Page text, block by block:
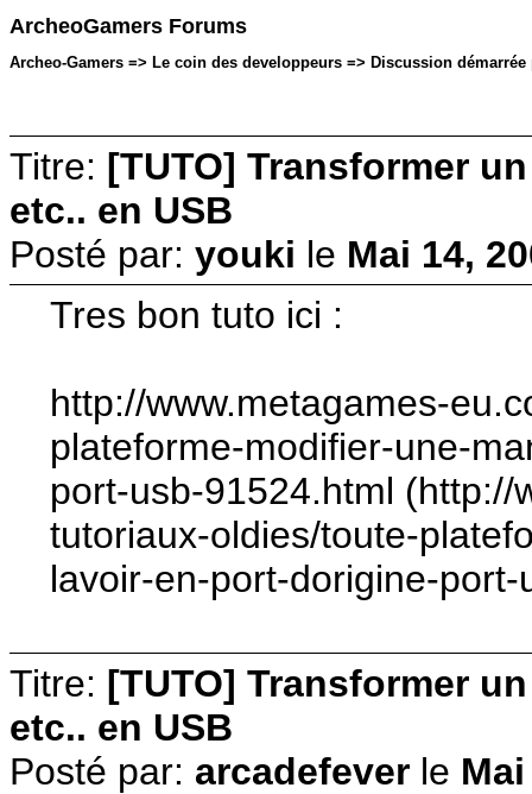
ArcheoGamers Forums
Archeo-Gamers => Le coin des developpeurs => Discussion démarrée
Titre: [TUTO] Transformer
etc.. en USB
Posté par: youki le Mai 14,
Tres bon tuto ici :
http://www.metagames-
plateforme-modifier-une-
port-usb-91524.html
tutoriaux-oldies/toute-
lavoir-en-port-dorigine-
Titre: [TUTO] Transformer
etc.. en USB
Posté par: arcadefever le